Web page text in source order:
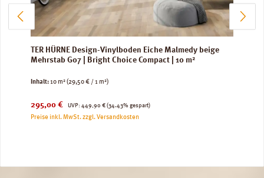
TER HÜRNE Design-Vinylboden Eiche Malmedy beige
Mehrstab G07 | Bright Choice Compact | 10 m²
Inhalt:10 m²(29,50 € / 1 m²)
Verkaufspreis:
295,00 € UVP:
Regulärer Preis:
449,90 € (34.43% gespart)
Preise inkl. MwSt. zzgl. Versandkosten